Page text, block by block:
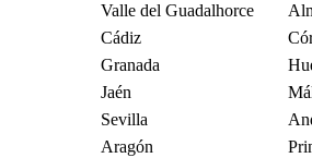
Valle del Guadalhorce
Cádiz
Granada
Jaén
Sevilla
Aragón